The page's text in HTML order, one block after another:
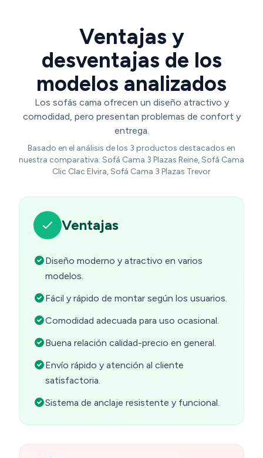
Ventajas y
desventajas de los
modelos analizados
Los sofás cama ofrecen un diseño atractivo y
comodidad, pero presentan problemas de confort y
entrega.
Basado en el análisis de los 3 productos destacados en
nuestra comparativa: Sofá Cama 3 Plazas Reine, Sofá Cama
Clic Clac Elvira, Sofá Cama 3 Plazas Trevor
Ventajas
Diseño moderno y atractivo en varios
modelos.
Fácil y rápido de montar según los usuarios.
Comodidad adecuada para uso ocasional.
Buena relación calidad-precio en general.
Envío rápido y atención al cliente
satisfactoria.
Sistema de anclaje resistente y funcional.